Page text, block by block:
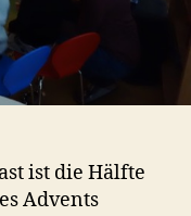
ist die Hälfte
Advents